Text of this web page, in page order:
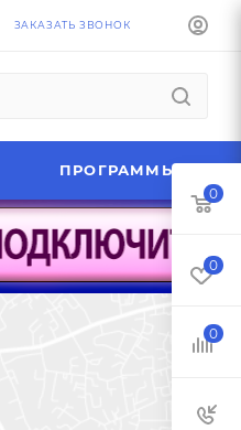
ЗАКАЗАТЬ ЗВОНОК
ПРОГРАММЫ
0
0
0